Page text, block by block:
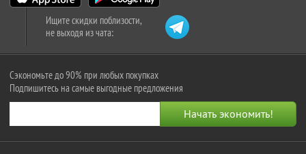
Ищите скидки поблизости,
не выходя из чата:
Сэкономьте до 90% при любых покупках
Подпишитесь на самые выгодные предложения